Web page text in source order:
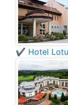
✔️ Hotel